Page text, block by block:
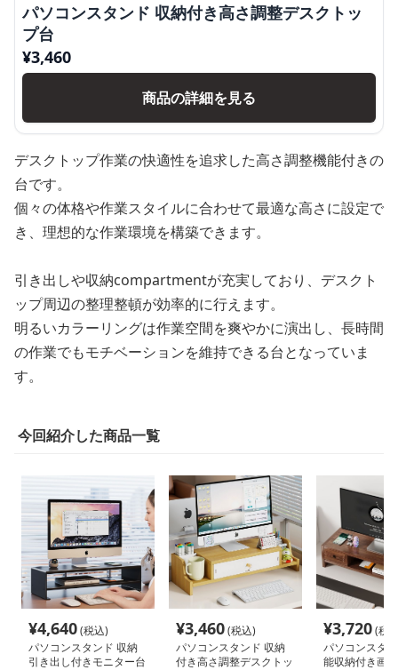
パソコンスタンド 収納付き高さ調整デスクトッ
プ台
¥3,460
商品の詳細を見る
デスクトップ作業の快適性を追求した高さ調整機能付きの
台です。
個々の体格や作業スタイルに合わせて最適な高さに設定で
き、理想的な作業環境を構築できます。
引き出しや収納compartmentが充実しており、デスクト
ップ周辺の整理整頓が効率的に行えます。
明るいカラーリングは作業空間を爽やかに演出し、長時間
の作業でもモチベーションを維持できる台となっていま
す。
今回紹介した商品一覧
¥4,640(税込)
パソコンスタンド 収納
引き出し付きモニター台
¥3,460(税込)
パソコンスタンド 収納
付き高さ調整デスクトッ
¥3,720(税
パソコンスタ
能収納付き画